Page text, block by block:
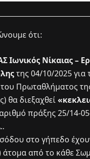
ότι:
Ιωνικός Νίκαιας –
της 04/10/2025 για
του Πρωταθλήματος
θα διεξαχθεί
πράξης 25/14-
στο γήπεδο
άτομα από το κάθε